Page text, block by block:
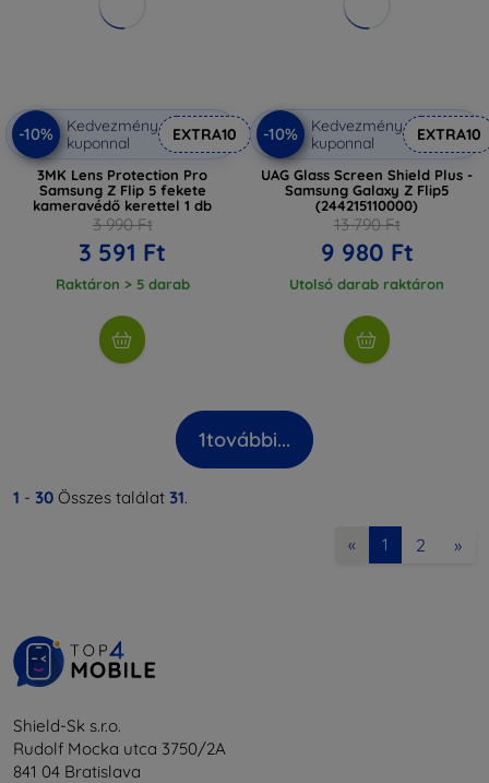
-10%
Kedvezmény
kuponnal
EXTRA10
3MK Lens Protection Pro
Samsung Z Flip 5 fekete
kameravédő kerettel 1 db
3 990 Ft
3 591 Ft
Raktáron > 5 darab
-10%
Kedvezmény
kuponnal
EXTRA10
UAG Glass Screen Shield Plus -
Samsung Galaxy Z Flip5
(244215110000)
13 790 Ft
9 980 Ft
Utolsó darab raktáron
1további...
1 - 30 Összes találat 31.
« 1 2 »
Shield-Sk s.r.o.
Rudolf Mocka utca 3750/2A
841 04 Bratislava